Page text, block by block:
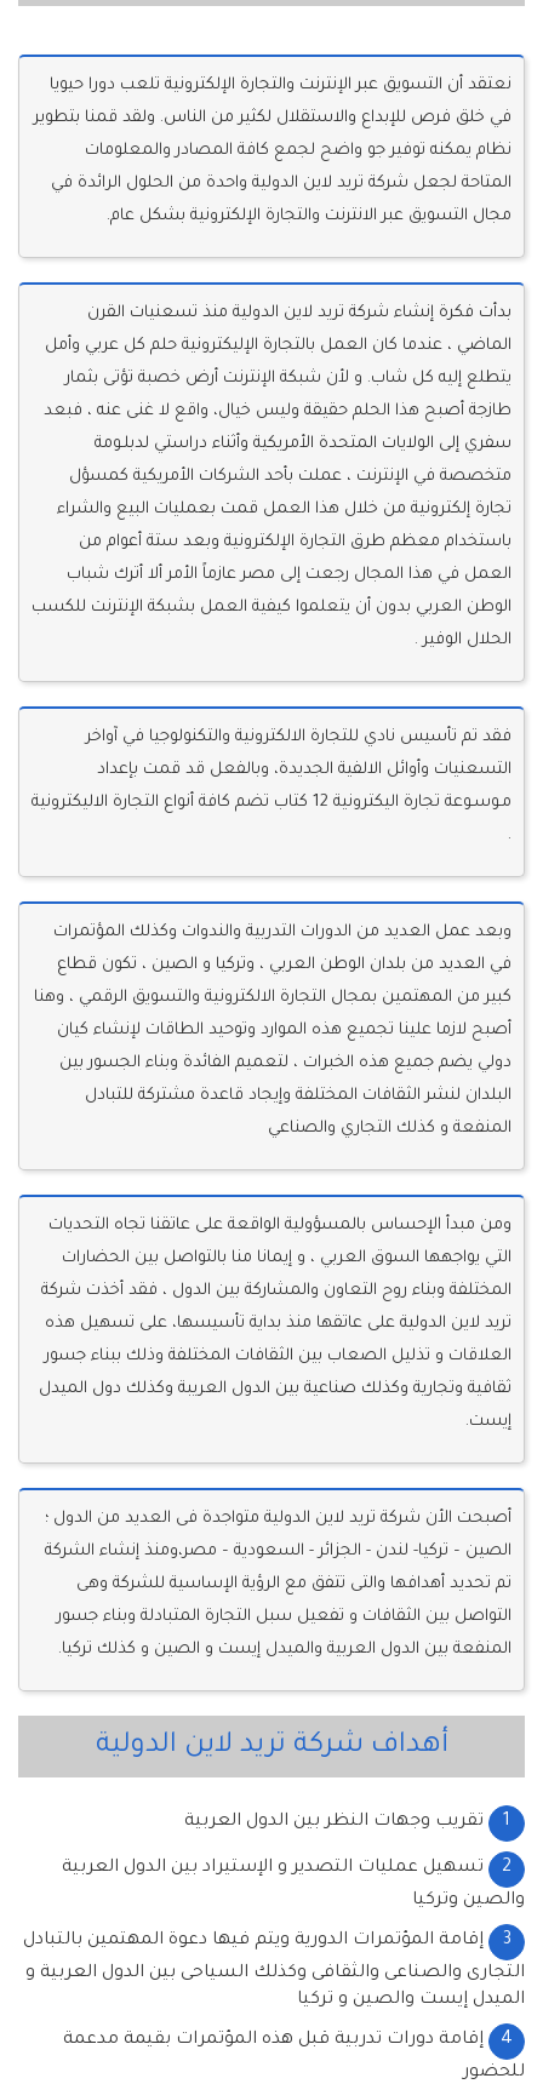
نعتقد أن التسويق عبر الإنترنت والتجارة الإلكترونية تلعب دورا حيويا
في خلق فرص للإبداع والاستقلال لكثير من الناس. ولقد قمنا بتطوير
نظام يمكنه توفير جو واضح لجمع كافة المصادر والمعلومات
المتاحة لجعل شركة تريد لاين الدولية واحدة من الحلول الرائدة في
مجال التسويق عبر الانترنت والتجارة الإلكترونية بشكل عام.
بدأت فكرة إنشاء شركة تريد لاين الدولية منذ تسعنيات القرن
الماضي ، عندما كان العمل بالتجارة الإليكترونية حلم كل عربي وأمل
يتطلع إليه كل شاب. و لأن شبكة الإنترنت أرض خصبة تؤتى بثمار
طازجة أصبح هذا الحلم حقيقة وليس خيال، واقع لا غنى عنه ، فبعد
سفري إلى الولايات المتحدة الأمريكية وأثناء دراستي لدبلـومة
متخصصة في الإنترنت ، عملت بأحد الشركات الأمريكية كمسؤل
تجارة إلكترونية من خلال هذا العمل قمت بعمليات البيع والشراء
باستخدام معظم طرق التجارة الإلكترونية وبعد ستة أعوام من
العمل في هذا المجال رجعت إلى مصر عازماً الأمر ألا أترك شباب
الوطن العربي بدون أن يتعلموا كيفية العمل بشبكة الإنترنت للكسب
الحلال الوفير .
فقد تم تأسيس نادي للتجارة الالكترونية والتكنولوجيا في آواخر
التسعنيات وأوائل الالفية الجديدة، وبالفعل قد قمت بإعداد
مـوسـوعة تجارة اليكترونية 12 كتاب تضم كافة أنواع التجارة الاليكترونية
.
وبعد عمل العديد من الدورات التدربية والندوات وكذلك المؤتمرات
في العديد من بلدان الوطن العربي ، وتركيا و الصين ، تكون قطاع
كبير من المهتمين بمجال التجارة الالكترونية والتسويق الرقمي ، وهنا
أصبح لازما علينا تجميع هذه الموارد وتوحيد الطاقات لإنشاء كيان
دولي يضم جميع هذه الخبرات ، لتعميم الفائدة وبناء الجسور بين
البلدان لنشر الثقافات المختلفة وإيجاد قاعدة مشتركة للتبادل
المنفعة و كذلك التجاري والصناعي
ومن مبدأ الإحساس بالمسؤولية الواقعة على عاتقنا تجاه التحديات
التي يواجهها السوق العربي ، و إيمانا منا بالتواصل بين الحضارات
المختلفة وبناء روح التعاون والمشاركة بين الدول ، فقد أخذت شركة
تريد لاين الدولية على عاتقها منذ بداية تأسيسها، على تسهيل هذه
العلاقات و تذليل الصعاب بين الثقافات المختلفة وذلك ببناء جسور
ثقافية وتجارية وكذلك صناعية بين الدول العريبة وكذلك دول الميدل
إيست.
أصبحت الأن شركة تريد لاين الدولية متواجدة فى العديد من الدول ؛
الصين – تركيا- لندن - الجزائر - السعودية – مصر،ومنذ إنشاء الشركة
تم تحديد أهدافها والتى تتفق مع الرؤية الإساسية للشركة وهى
التواصل بين الثقافات و تفعيل سبل التجارة المتبادلة وبناء جسور
المنفعة بين الدول العربية والميدل إيست و الصين و كذلك تركيا.
أهداف شركة تريد لاين الدولية
1 تقريب وجهات النظر بين الدول العربية
2
تسهيل عمليات التصدير و الإستيراد بين الدول العربية
والصين وتركيا
3
إقامة المؤتمرات الدورية ويتم فيها دعوة المهتمين بالتبادل
التجارى والصناعى والثقافى وكذلك السياحى بين الدول العربية و
الميدل إيست والصين و تركيا
4
إقامة دورات تدربية قبل هذه المؤتمرات بقيمة مدعمة
للحضور